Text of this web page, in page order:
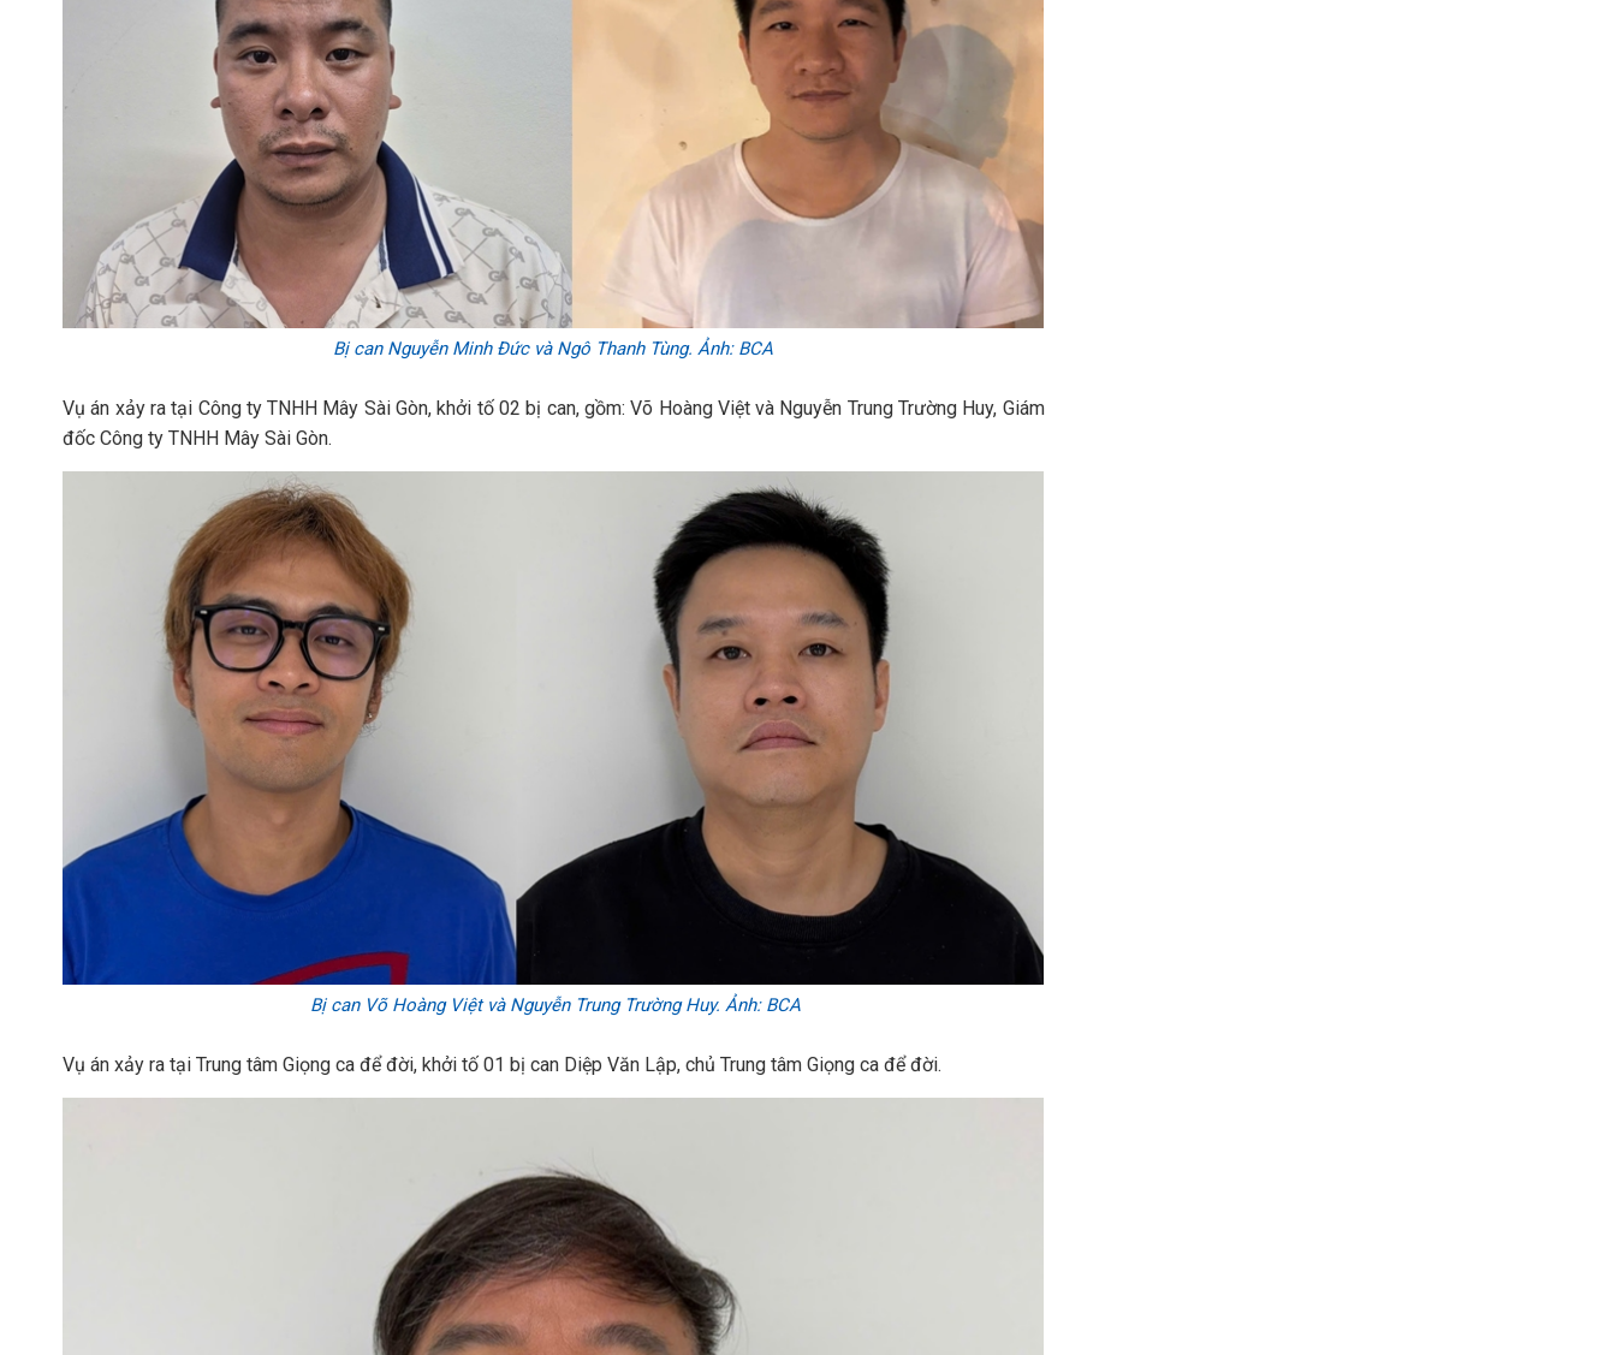
Bị can Nguyễn Minh Đức và Ngô Thanh Tùng. Ảnh: BCA
Vụ án xảy ra tại Công ty TNHH Mây Sài Gòn, khởi tố 02 bị can, gồm: Võ Hoàng Việt và Nguyễn Trung Trường Huy, Giám
đốc Công ty TNHH Mây Sài Gòn.
Bị can Võ Hoàng Việt và Nguyễn Trung Trường Huy. Ảnh: BCA
Vụ án xảy ra tại Trung tâm Giọng ca để đời, khởi tố 01 bị can Diệp Văn Lập, chủ Trung tâm Giọng ca để đời.